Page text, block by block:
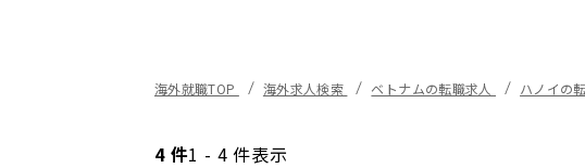
海外就職TOP 海外求人検索 ベトナムの転職求人 ハノイの
4 件1 - 4 件表示